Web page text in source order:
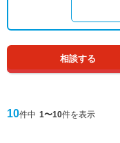
相談する
10件中 1〜10件を表示